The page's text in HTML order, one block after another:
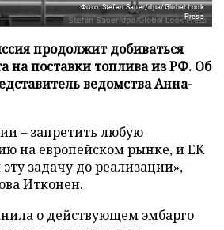
Фото: Stefan Sauer/dpa/Global Look
Press
продолжит добиваться
на поставки топлива из РФ. Об
ведомства Анна-
– запретить любую
на европейском рынке, и ЕК
задачу до реализации», –
Итконен.
о действующем эмбарго